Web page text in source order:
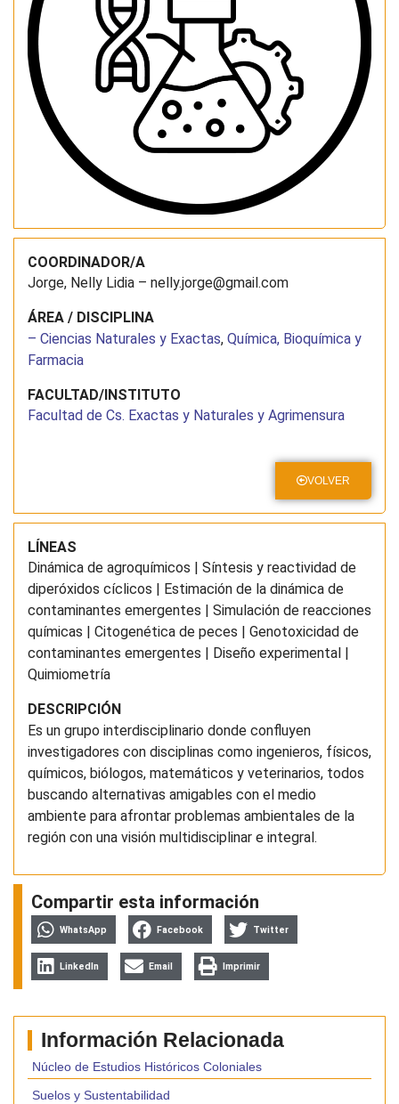
COORDINADOR/A
Jorge, Nelly Lidia – nelly.jorge@gmail.com
ÁREA / DISCIPLINA
– Ciencias Naturales y Exactas, Química, Bioquímica y
Farmacia
FACULTAD/INSTITUTO
Facultad de Cs. Exactas y Naturales y Agrimensura
VOLVER
LÍNEAS
Dinámica de agroquímicos | Síntesis y reactividad de
diperóxidos cíclicos | Estimación de la dinámica de
contaminantes emergentes | Simulación de reacciones
químicas | Citogenética de peces | Genotoxicidad de
contaminantes emergentes | Diseño experimental |
Quimiometría
DESCRIPCIÓN
Es un grupo interdisciplinario donde confluyen
investigadores con disciplinas como ingenieros, físicos,
químicos, biólogos, matemáticos y veterinarios, todos
buscando alternativas amigables con el medio
ambiente para afrontar problemas ambientales de la
región con una visión multidisciplinar e integral.
Compartir esta información
WhatsApp Facebook Twitter
LinkedIn Email Imprimir
Información Relacionada
Núcleo de Estudios Históricos Coloniales
Suelos y Sustentabilidad